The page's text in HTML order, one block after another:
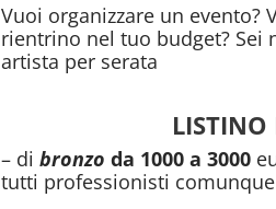
Vuoi organizzare un evento?
rientrino nel tuo budget? Sei
artista per serata
LISTINO
– dibronzo da 1000 a 3000
tutti professionisti